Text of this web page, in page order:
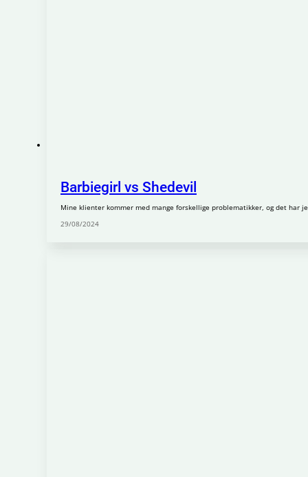
Barbiegirl vs Shedevil
Mine klienter kommer med mange forskellige problematikker, og det
29/08/2024